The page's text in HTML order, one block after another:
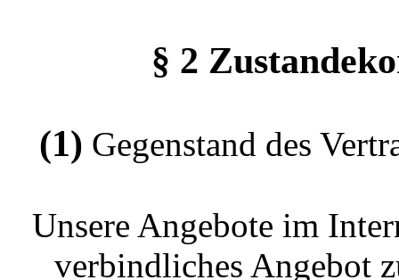
§ 2
(1) Gegenstand des
Unsere Angebote im
verbindliches Angebot